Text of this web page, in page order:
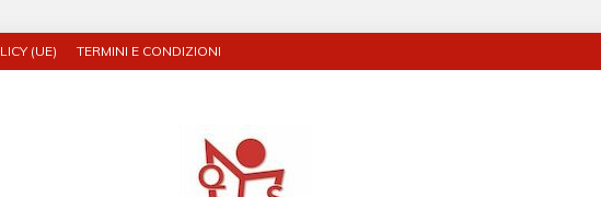
(UE) TERMINI E CONDIZIONI